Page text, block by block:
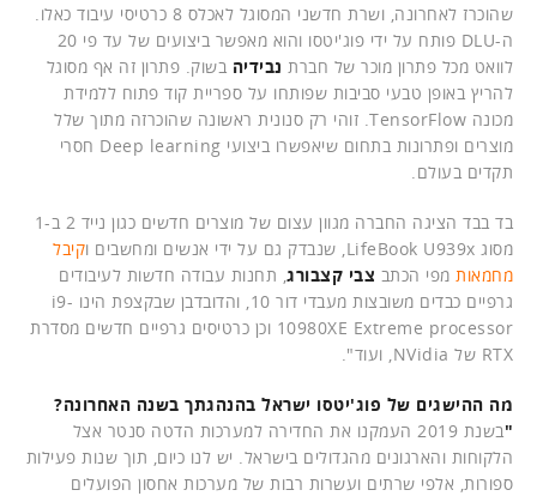
שהוכרז לאחרונה, ושרת חדשני המסוגל לאכלס 8 כרטיסי עיבוד כאלו.
ה-DLU פותח על ידי פוג'יטסו והוא מאפשר ביצועים של עד פי 20
לוואט מכל פתרון מוכר של חברת נבידיה בשוק. פתרון זה אף מסוגל
להריץ באופן טבעי סביבות שפותחו על ספריית קוד פתוח ללמידת
מכונה TensorFlow. זוהי רק סנונית ראשונה שהוכרזה מתוך שלל
מוצרים ופתרונות בתחום שיאפשרו ביצועי Deep learning חסרי
תקדים בעולם.
בד בבד הציגה החברה מגוון עצום של מוצרים חדשים כגון נייד 2 ב-1
מסוג LifeBook U939x, שנבדק גם על ידי אנשים ומחשבים ו
קיבל
מחמאות מפי הכתב צבי קצבורג , תחנות עבודה חדשות לעיבודים
גרפיים כבדים משובצות מעבדי דור 10, והדובדבן שבקצפת הינו i9-
10980XE Extreme processor וכן כרטיסים גרפיים חדשים מסדרת
RTX של NVidia, ועוד".
מה ההישגים של פוג'יטסו ישראל בהנהגתך בשנה האחרונה?
"
בשנת 2019 העמקנו את החדירה למערכות הדטה סנטר אצל
הלקוחות והארגונים מהגדולים בישראל. יש לנו כיום, תוך שנות פעילות
ספורות, אלפי שרתים ועשרות רבות של מערכות אחסון הפועלים